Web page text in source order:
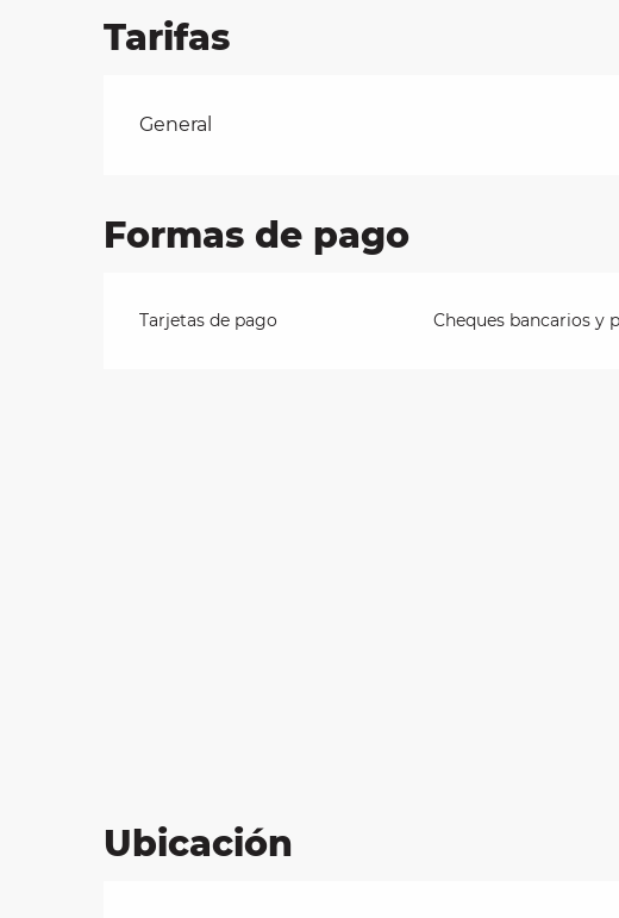
Tarifas
Tarifas 2026
General
Formas de pago
Tarjetas de pago Cheques bancarios y
Ubicación